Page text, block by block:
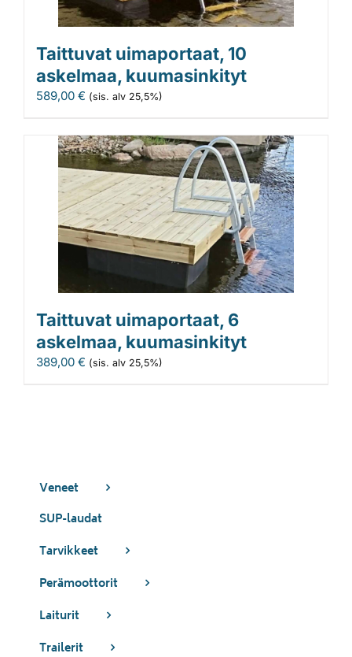
Taittuvat uimaportaat, 10
askelmaa, kuumasinkityt
589,00 € (sis. alv 25,5%)
Taittuvat uimaportaat, 6
askelmaa, kuumasinkityt
389,00 € (sis. alv 25,5%)
Veneet
SUP-laudat
Tarvikkeet
Perämoottorit
Laiturit
Trailerit